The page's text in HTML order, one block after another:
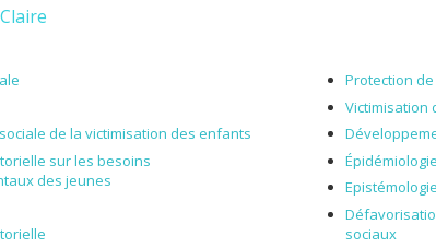
de la victimisation des enfants
sur les besoins
des jeunes
Protection
Victimisation
sociaux